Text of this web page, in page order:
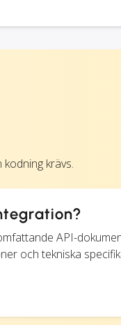
krävs.
API-
och tekniska